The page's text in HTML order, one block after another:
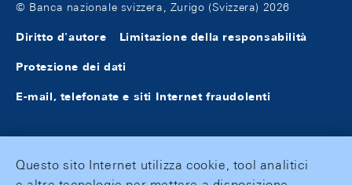
© Banca nazionale svizzera, Zurigo (Svizzera) 2026
Diritto d'autore Limitazione della responsabilità
Protezione dei dati
E-mail, telefonate e siti Internet fraudolenti
Questo sito Internet utilizza cookie, tool analitici